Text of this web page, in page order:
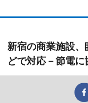
新宿の商業施設
どで対応－節電に